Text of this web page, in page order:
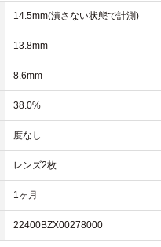
14.5mm(潰さない状態で計測)
13.8mm
8.6mm
38.0%
度なし
レンズ2枚
1ヶ月
22400BZX00278000